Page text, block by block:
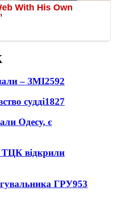
– ЗМІ2592
судді1827
Одесу, є
ТЦК відкрили
ГРУ953